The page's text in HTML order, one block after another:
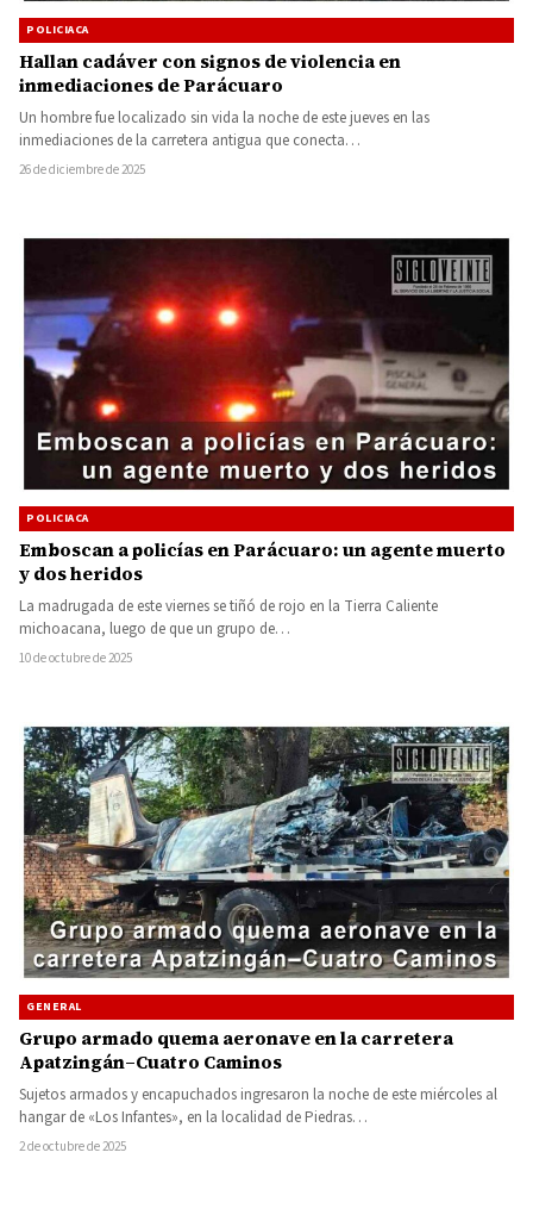
POLICIACA
Hallan cadáver con signos de violencia en
inmediaciones de Parácuaro
Un hombre fue localizado sin vida la noche de este jueves en las
inmediaciones de la carretera antigua que conecta…
26 de diciembre de 2025
POLICIACA
Emboscan a policías en Parácuaro: un agente muerto
y dos heridos
La madrugada de este viernes se tiñó de rojo en la Tierra Caliente
michoacana, luego de que un grupo de…
10 de octubre de 2025
GENERAL
Grupo armado quema aeronave en la carretera
Apatzingán–Cuatro Caminos
Sujetos armados y encapuchados ingresaron la noche de este miércoles al
hangar de «Los Infantes», en la localidad de Piedras…
2 de octubre de 2025